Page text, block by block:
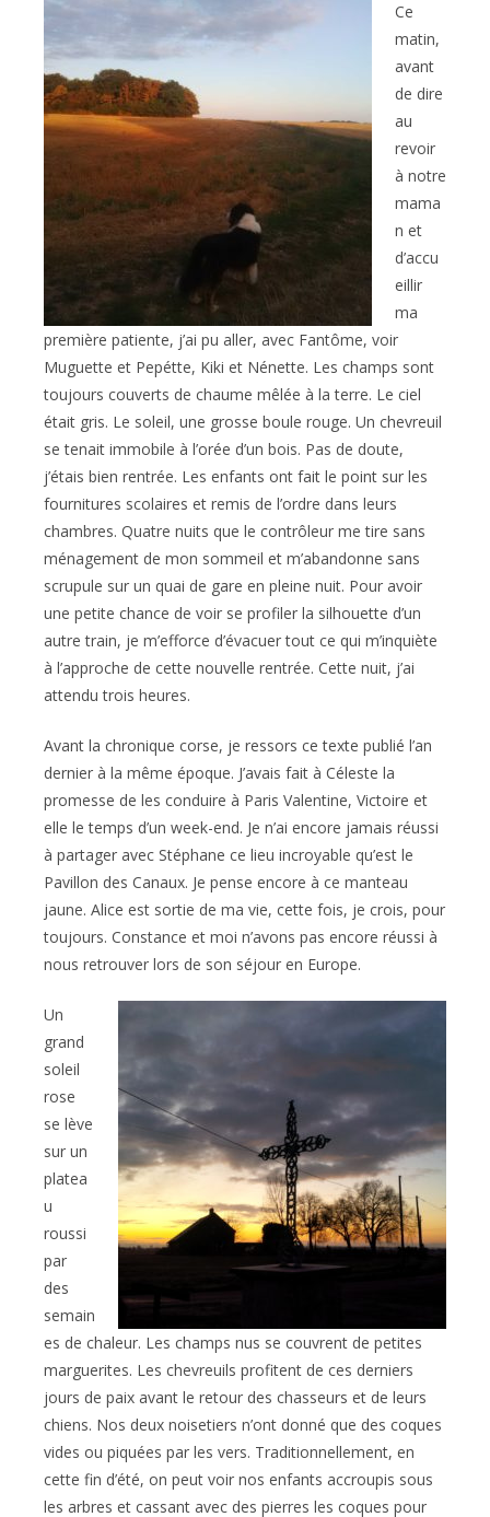
Ce
matin,
avant
de dire
au
revoir
à notre
mama
n et
d’accu
eillir
ma
première patiente, j’ai pu aller, avec Fantôme, voir
Muguette et Pepétte, Kiki et Nénette. Les champs sont
toujours couverts de chaume mêlée à la terre. Le ciel
était gris. Le soleil, une grosse boule rouge. Un chevreuil
se tenait immobile à l’orée d’un bois. Pas de doute,
j’étais bien rentrée. Les enfants ont fait le point sur les
fournitures scolaires et remis de l’ordre dans leurs
chambres. Quatre nuits que le contrôleur me tire sans
ménagement de mon sommeil et m’abandonne sans
scrupule sur un quai de gare en pleine nuit. Pour avoir
une petite chance de voir se profiler la silhouette d’un
autre train, je m’efforce d’évacuer tout ce qui m’inquiète
à l’approche de cette nouvelle rentrée. Cette nuit, j’ai
attendu trois heures.
Avant la chronique corse, je ressors ce texte publié l’an
dernier à la même époque. J’avais fait à Céleste la
promesse de les conduire à Paris Valentine, Victoire et
elle le temps d’un week-end. Je n’ai encore jamais réussi
à partager avec Stéphane ce lieu incroyable qu’est le
Pavillon des Canaux. Je pense encore à ce manteau
jaune. Alice est sortie de ma vie, cette fois, je crois, pour
toujours. Constance et moi n’avons pas encore réussi à
nous retrouver lors de son séjour en Europe.
Un
grand
soleil
rose
se lève
sur un
platea
u
roussi
par
des
semain
es de chaleur. Les champs nus se couvrent de petites
marguerites. Les chevreuils profitent de ces derniers
jours de paix avant le retour des chasseurs et de leurs
chiens. Nos deux noisetiers n’ont donné que des coques
vides ou piquées par les vers. Traditionnellement, en
cette fin d’été, on peut voir nos enfants accroupis sous
les arbres et cassant avec des pierres les coques pour